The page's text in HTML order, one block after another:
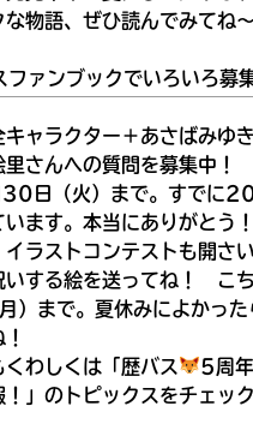
Loading...
な物語、ぜひ読んでみてね～
ファンブックでいろいろ募
キャラクター＋あさばみゆき
里さんへの質問を募集中！
30日（火）まで。すでに
います。本当にありがとう！
イラストコンテストも開さ
いする絵を送ってね！ こ
）まで。夏休みによかった
くわしくは「歴バス
5周
！」のトピックスをチェッ
入